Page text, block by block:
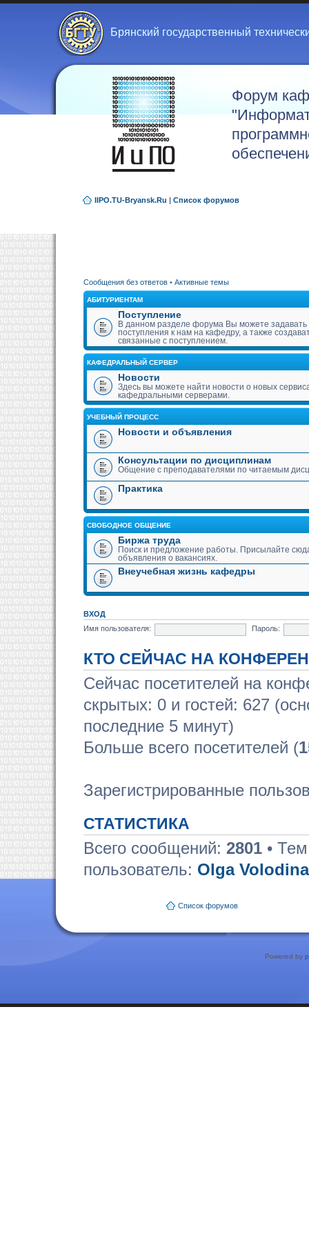
Брянский государственный
Форум
IIPO.TU-Bryansk.Ru | Список форумов
Сообщения без ответов • Активные темы
АБИТУРИЕНТАМ
Поступление
В данном разделе форума Вы можете
поступления к нам на кафедру, а также
связанные с поступлением.
КАФЕДРАЛЬНЫЙ СЕРВЕР
Новости
Здесь вы можете найти новости о новых
кафедральными серверами.
УЧЕБНЫЙ ПРОЦЕСС
Новости и объявления
Консультации по дисциплинам
Общение с преподавателями по читаемым
Практика
СВОБОДНОЕ ОБЩЕНИЕ
Биржа труда
Поиск и предложение работы. Присылайте
объявления о вакансиях.
Внеучебная жизнь кафедры
ВХОД
Имя пользователя:
Пароль:
КТО СЕЙЧАС НА
Сейчас посетителей на
скрытых: 0 и гостей: 627
последние 5 минут)
Больше всего посетителей (
Зарегистрированные
СТАТИСТИКА
Всего сообщений: 2801 •
пользователь: Olga Volodina
Список форумов
Powered by